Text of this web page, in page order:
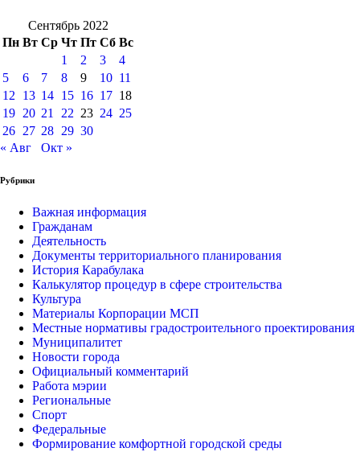
Сентябрь 2022
Пн Вт Ср Чт Пт Сб Вс
1
2 3
4
5
6 7 8 9 10 11
12
13 14 15 16 17 18
19 20 21 22 23 24 25
26 27 28 29 30
« Авг
Окт »
Рубрики
Важная информация
Гражданам
Деятельность
Документы территориального планирования
История Карабулака
Калькулятор процедур в сфере строительства
Культура
Материалы Корпорации МСП
Местные нормативы градостроительного проектирования
Муниципалитет
Новости города
Официальный комментарий
Работа мэрии
Региональные
Спорт
Федеральные
Формирование комфортной городской среды